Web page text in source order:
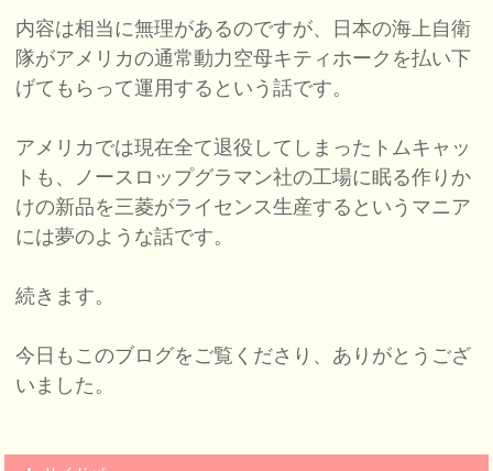
内容は相当に無理があるのですが、日本の海上自衛
隊がアメリカの通常動力空母キティホークを払い下
げてもらって運用するという話です。
アメリカでは現在全て退役してしまったトムキャッ
トも、ノースロップグラマン社の工場に眠る作りか
けの新品を三菱がライセンス生産するというマニア
には夢のような話です。
続きます。
今日もこのブログをご覧くださり、ありがとうござ
いました。